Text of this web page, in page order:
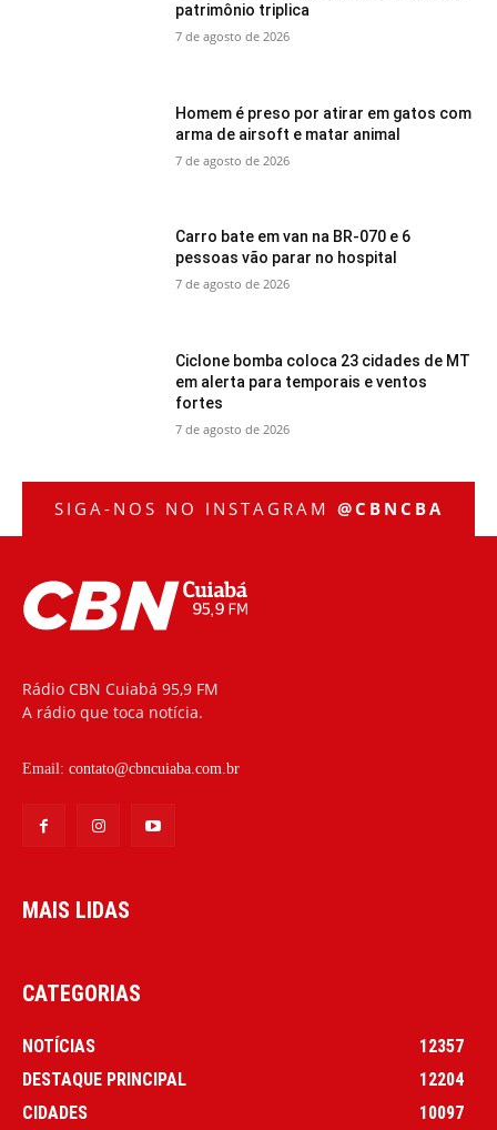
patrimônio triplica
7 de agosto de 2026
Homem é preso por atirar em gatos com
arma de airsoft e matar animal
7 de agosto de 2026
Carro bate em van na BR-070 e 6
pessoas vão parar no hospital
7 de agosto de 2026
Ciclone bomba coloca 23 cidades de MT
em alerta para temporais e ventos
fortes
7 de agosto de 2026
SIGA-NOS NO INSTAGRAM @CBNCBA
Rádio CBN Cuiabá 95,9 FM
A rádio que toca notícia.
Email: contato@cbncuiaba.com.br
MAIS LIDAS
CATEGORIAS
NOTÍCIAS
12357
DESTAQUE PRINCIPAL
12204
CIDADES
10097